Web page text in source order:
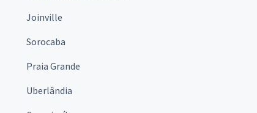
Joinville
Sorocaba
Praia Grande
Uberlândia